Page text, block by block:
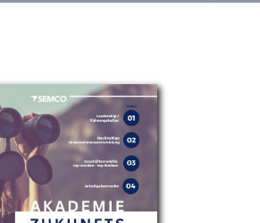
Standorte
Partner
Über uns